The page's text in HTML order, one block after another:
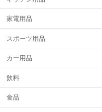
家電用品
スポーツ用品
カー用品
飲料
食品